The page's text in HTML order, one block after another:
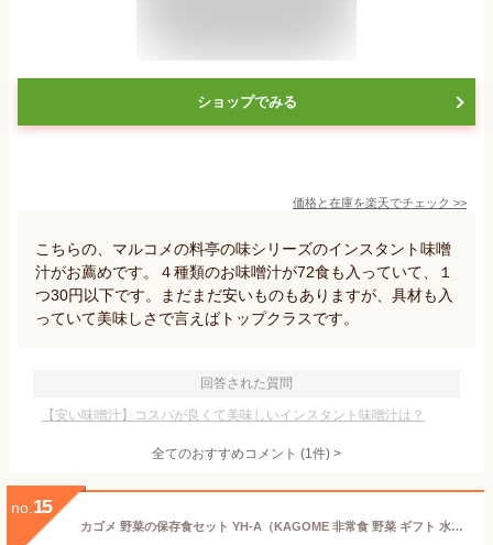
ショップでみる
価格と在庫を楽天でチェック >>
こちらの、マルコメの料亭の味シリーズのインスタント味噌
汁がお薦めです。４種類のお味噌汁が72食も入っていて、１
つ30円以下です。まだまだ安いものもありますが、具材も入
っていて美味しさで言えばトップクラスです。
回答された質問
【安い味噌汁】コスパが良くて美味しいインスタント味噌汁は？
全てのおすすめコメント (1件) >
no. 15
カゴメ 野菜の保存食セット YH-A（KAGOME 非常食 野菜 ギフト 水不要 セット おすすめ そのまま食べられる 長期保存 調理不要 火を使わない お歳暮）